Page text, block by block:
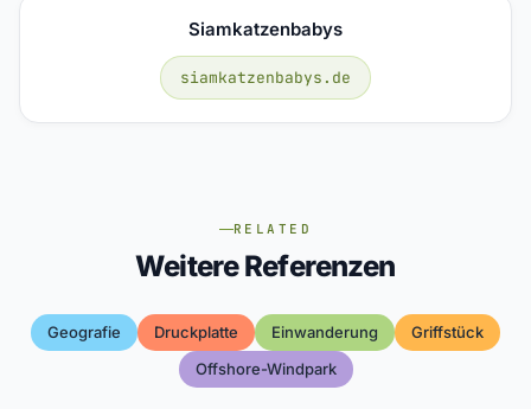
Siamkatzenbabys
siamkatzenbabys.de
RELATED
Weitere Referenzen
Geografie Druckplatte Einwanderung
Griffstück
Offshore-Windpark